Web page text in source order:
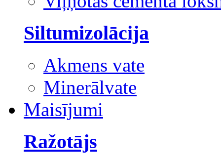
Siltumizolācija
Akmens vate
Minerālvate
Maisījumi
Ražotājs